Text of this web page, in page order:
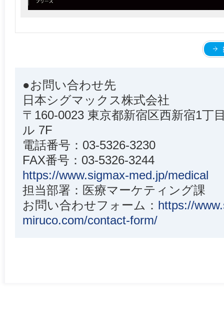
●お問い合わせ先
日本シグマックス株式会社
〒160-0023 東京都新宿区西新宿1丁
ル 7F
電話番号：03-5326-3230
FAX番号：03-5326-3244
https://www.sigmax-med.jp/medical
担当部署：医療マーケティング課
お問い合わせフォーム： https://
miruco.com/contact-form/